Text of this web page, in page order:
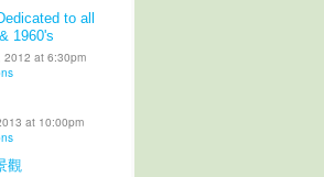
to all
1960's
at 6:30pm
at 10:00pm
觀